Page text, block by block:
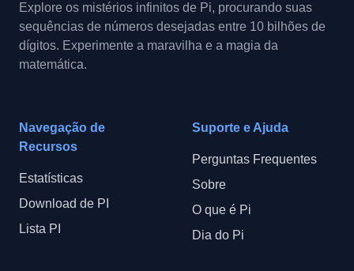
Explore os mistérios infinitos de Pi, procurando suas
sequências de números desejadas entre 10 bilhões de
dígitos. Experimente a maravilha e a magia da
matemática.
Navegação de
Recursos
Estatísticas
Download de PI
Lista PI
Suporte e Ajuda
Perguntas Frequentes
Sobre
O que é Pi
Dia do Pi